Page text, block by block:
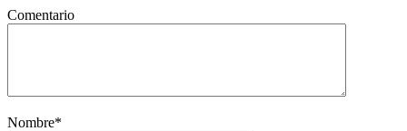
Comentario
Nombre*